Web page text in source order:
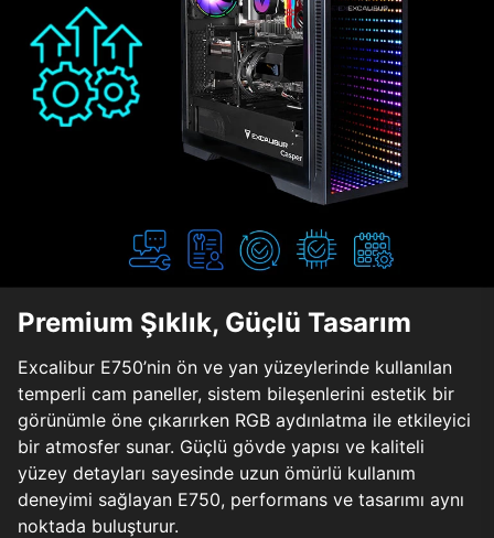
Premium Şıklık, Güçlü Tasarım
Excalibur E750’nin ön ve yan yüzeylerinde kullanılan
temperli cam paneller, sistem bileşenlerini estetik bir
görünümle öne çıkarırken RGB aydınlatma ile etkileyici
bir atmosfer sunar. Güçlü gövde yapısı ve kaliteli
yüzey detayları sayesinde uzun ömürlü kullanım
deneyimi sağlayan E750, performans ve tasarımı aynı
noktada buluşturur.